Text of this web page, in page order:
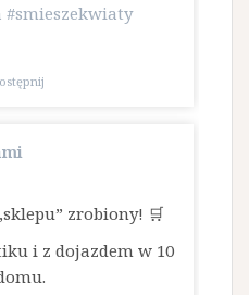
#smieszekwiaty
zrobiony! 🛒
i z dojazdem w 10